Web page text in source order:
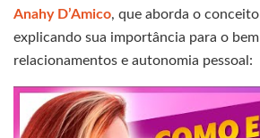
Anahy D’Amico, que aborda o
explicando sua importância para o
relacionamentos e autonomia pessoal: